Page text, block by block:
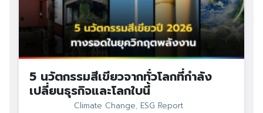
5 นวัตกรรมสีเขียวจากทั่วโลกที่กำลัง
เปลี่ยนธุรกิจและโลกใบนี้
Climate Change, ESG Report